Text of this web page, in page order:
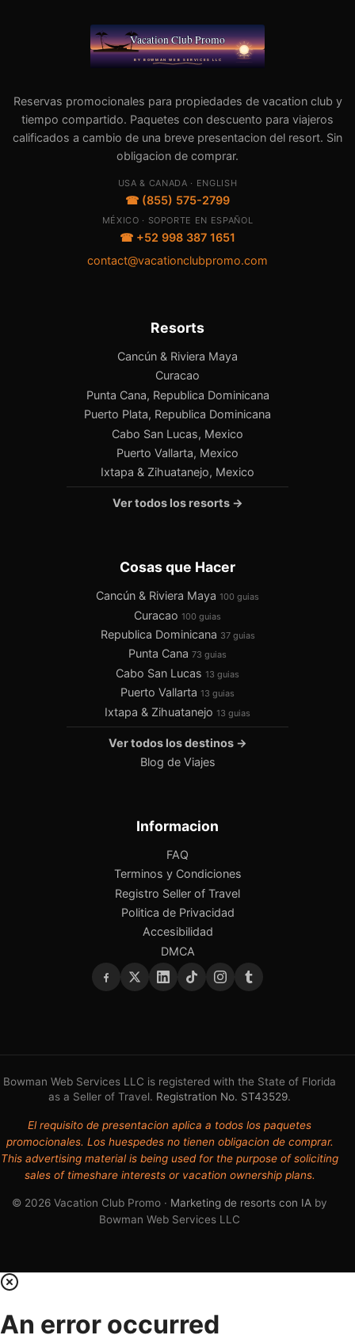
Reservas promocionales para propiedades de vacation club y
tiempo compartido. Paquetes con descuento para viajeros
calificados a cambio de una breve presentacion del resort. Sin
obligacion de comprar.
USA & CANADA · ENGLISH
☎ (855) 575-2799
MÉXICO · SOPORTE EN ESPAÑOL
☎ +52 998 387 1651
contact@vacationclubpromo.com
Resorts
Cancún & Riviera Maya
Curacao
Punta Cana, Republica Dominicana
Puerto Plata, Republica Dominicana
Cabo San Lucas, Mexico
Puerto Vallarta, Mexico
Ixtapa & Zihuatanejo, Mexico
Ver todos los resorts →
Cosas que Hacer
Cancún & Riviera Maya 100 guias
Curacao 100 guias
Republica Dominicana 37 guias
Punta Cana 73 guias
Cabo San Lucas 13 guias
Puerto Vallarta 13 guias
Ixtapa & Zihuatanejo 13 guias
Ver todos los destinos →
Blog de Viajes
Informacion
FAQ
Terminos y Condiciones
Registro Seller of Travel
Politica de Privacidad
Accesibilidad
DMCA
Bowman Web Services LLC is registered with the State of Florida
as a Seller of Travel. Registration No. ST43529.
El requisito de presentacion aplica a todos los paquetes
promocionales. Los huespedes no tienen obligacion de comprar.
This advertising material is being used for the purpose of soliciting
sales of timeshare interests or vacation ownership plans.
© 2026 Vacation Club Promo · Marketing de resorts con IA by
Bowman Web Services LLC